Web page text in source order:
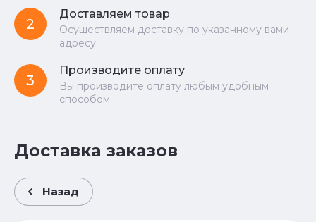
2
Доставляем товар
Осуществляем доставку по указанному вами
адресу
3
Производите оплату
Вы производите оплату любым удобным
способом
Доставка заказов
Назад